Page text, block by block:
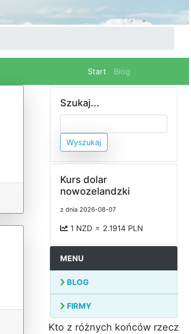
Start (current)
Blog
Szukaj...
Wyszukaj
Kurs dolar
nowozelandzki
z dnia 2026-08-07
1 NZD = 2.1914 PLN
MENU
BLOG
FIRMY
Kto z różnych końców rzecz